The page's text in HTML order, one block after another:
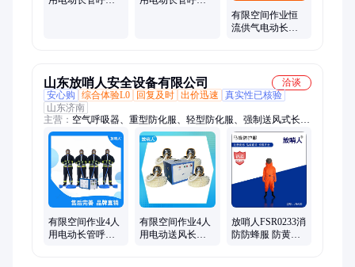
有限空间作业恒
流供气电动长管
山东放哨人安全设备有限公司
洽谈
安心购
综合体验L0 回复及时 出价迅速
真实性已核验
山东济南
主营： 空气呼吸器、重型防化服、轻型防化服、强制送风式长管
呼吸器、隔热服、低温防冻服、防毒面具、空气充填泵、防火防
化服、防爆充气箱、过滤式消防自救呼吸器、全封闭防护服、半
封闭防护服、消防避火服、洗眼器、便携式洗眼器、正压式空气
呼吸器、特级化学防护服、一级化学防护服、二级化学防护服、
液氮防冻服、护目镜、森林防火服、消防战斗服、防化服
有限空间作业4人
用电动长管呼吸
有限空间作业4人
用电动送风长管
放哨人FSR0233消
防防蜂服 防黄蜂